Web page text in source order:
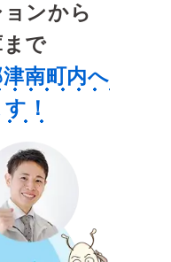
ンから
まで
南町内へ
！